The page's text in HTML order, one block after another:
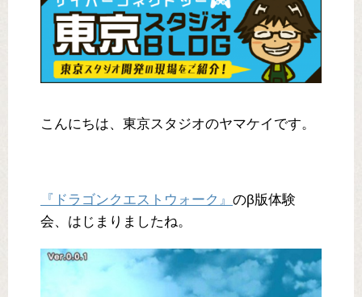
こんにちは、東京スタジオのヤマケイです。
『ドラゴンクエストウォーク』 のβ版体験
会、はじまりましたね。